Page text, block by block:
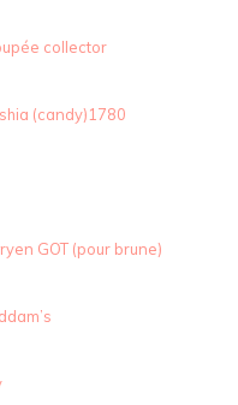
collector
(candy)1780
GOT (pour brune)